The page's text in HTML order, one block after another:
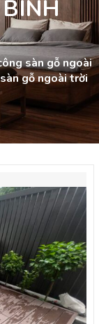
sàn gỗ ngoài
gỗ ngoài trời